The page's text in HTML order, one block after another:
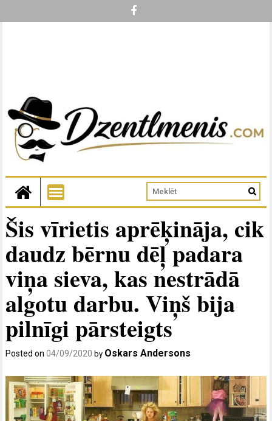
Šis vīrietis aprēķināja, cik
daudz bērnu dēļ padara
viņa sieva, kas nestrādā
algotu darbu. Viņš bija
pilnīgi pārsteigts
Posted on04/09/2020 by Oskars Andersons